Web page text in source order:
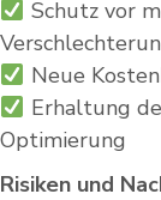
Schutz vor
Neue
Erhaltung
Optimierung
Risiken und